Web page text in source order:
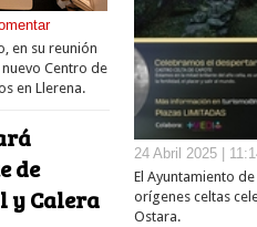
en su reunión
Centro de
en Llerena.
de
y Calera
24 Abril 2025 |
El Ayuntamiento
orígenes celtas
Ostara.